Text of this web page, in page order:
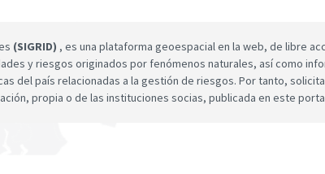
(SIGRID) , es una plataforma geoespacial en la web, de libre
y riesgos originados por fenómenos naturales, así como
del país relacionadas a la gestión de riesgos. Por tanto,
propia o de las instituciones socias, publicada en este